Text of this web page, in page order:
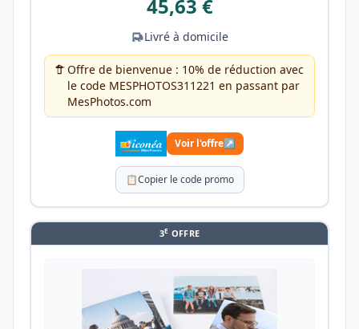
45,63 €
Livré à domicile
Offre de bienvenue : 10% de réduction avec
le code MESPHOTOS311221 en passant par
MesPhotos.com
Voir l'offre↗
📋Copier le code promo
3E OFFRE